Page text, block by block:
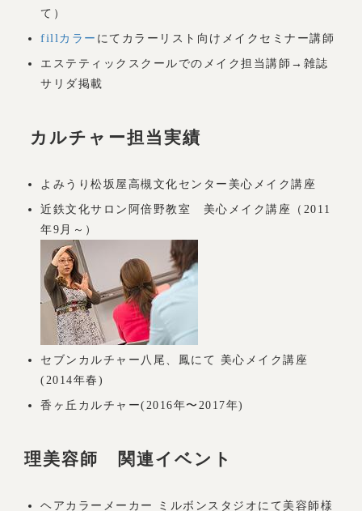
て）
fillカラー にてカラーリスト向けメイクセミナー講師
エステティックスクールでのメイク担当講師→雑誌
サリダ掲載
カルチャー担当実績
よみうり松坂屋高槻文化センター美心メイク講座
近鉄文化サロン阿倍野教室 美心メイク講座（2011
年9月～）
セブンカルチャー八尾、鳳にて 美心メイク講座
(2014年春)
香ヶ丘カルチャー(2016年〜2017年)
理美容師 関連イベント
ヘアカラーメーカー ミルボンスタジオにて美容師様